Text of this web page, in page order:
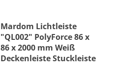
Mardom Lichtleiste
"QL002" PolyForce 86 x
86 x 2000 mm Weiß
Deckenleiste Stuckleiste